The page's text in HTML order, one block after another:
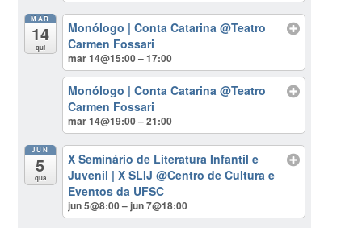
MAR
14
qui
Monólogo | Conta Catarina@Teatro
Carmen Fossari
mar 14@15:00 – 17:00
Monólogo | Conta Catarina@Teatro
Carmen Fossari
mar 14@19:00 – 21:00
JUN
5
qua
X Seminário de Literatura Infantil e
Juvenil | X SLIJ@Centro de Cultura e
Eventos da UFSC
jun 5@8:00 – jun 7@18:00